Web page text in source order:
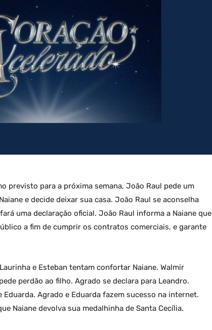
previsto para a próxima semana, João Raul pede um
e decide deixar sua casa. João Raul se aconselha
uma declaração oficial. João Raul informa a Naiane que
a fim de cumprir os contratos comerciais, e garante
e Esteban tentam confortar Naiane. Walmir
perdão ao filho. Agrado se declara para Leandro.
Agrado e Eduarda fazem sucesso na internet.
Naiane devolva sua medalhinha de Santa Cecília.